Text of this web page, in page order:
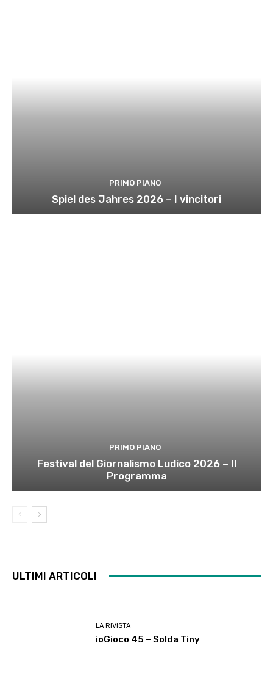
PRIMO PIANO
Spiel des Jahres 2026 – I vincitori
PRIMO PIANO
Festival del Giornalismo Ludico 2026 – Il
Programma
ULTIMI ARTICOLI
LA RIVISTA
ioGioco 45 – Solda Tiny